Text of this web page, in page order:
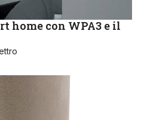
home con WPA3 e il